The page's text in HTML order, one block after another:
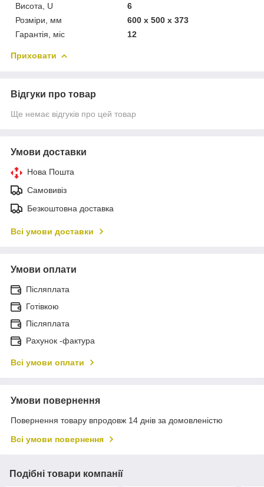
Висота, U
6
Розміри, мм
600 x 500 x 373
Гарантія, міс
12
Приховати
Відгуки про товар
Ще немає відгуків про цей товар
Умови доставки
Нова Пошта
Самовивіз
Безкоштовна доставка
Всі умови доставки
Умови оплати
Післяплата
Готівкою
Післяплата
Рахунок -фактура
Всі умови оплати
Умови повернення
Повернення товару впродовж 14 днів за домовленістю
Всі умови повернення
Подібні товари компанії